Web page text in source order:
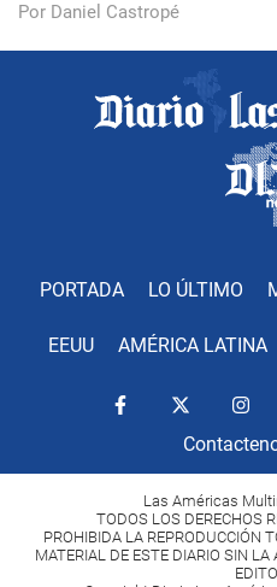
Por Daniel Castropé
PORTADA LO ÚLTIMO
EEUU AMÉRICA LATINA
Las Américas
TODOS LOS DERECHOS
PROHIBIDA LA REPRODUCCIÓN
MATERIAL DE ESTE DIARIO SIN